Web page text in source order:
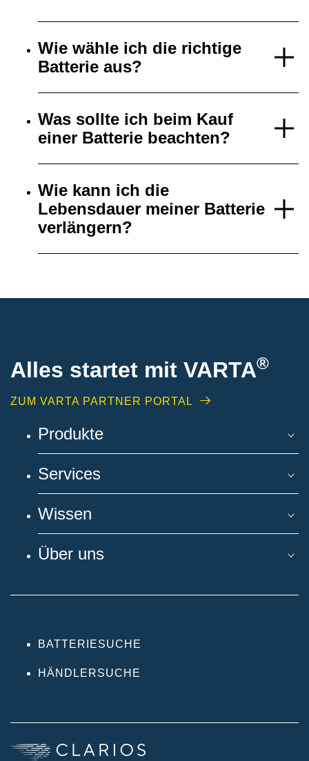
Wie wähle ich die richtige
Batterie aus?
Was sollte ich beim Kauf
einer Batterie beachten?
Wie kann ich die
Lebensdauer meiner Batterie
verlängern?
Alles startet mit VARTA®
ZUM VARTA PARTNER PORTAL
Produkte
Services
Wissen
Über uns
BATTERIESUCHE
HÄNDLERSUCHE